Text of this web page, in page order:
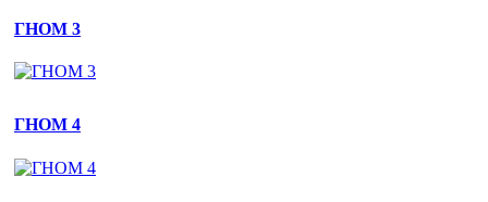
Halloween - свято коли всі вбираються вампірами, відьмами
ГНОМ 3
ГНОМ 4